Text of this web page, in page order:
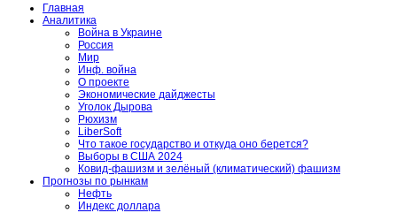
Главная
Аналитика
Война в Украине
Россия
Мир
Инф. война
О проекте
Экономические дайджесты
Уголок Дырова
Рюхизм
LiberSoft
Что такое государство и откуда оно берется?
Выборы в США 2024
Ковид-фашизм и зелёный (климатический) фашизм
Прогнозы по рынкам
Нефть
Индекс доллара